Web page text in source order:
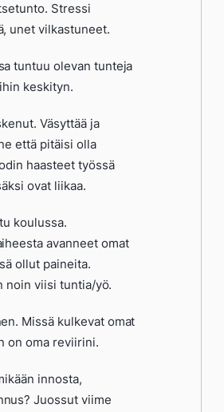
Stressi
unet vilkastuneet.
tuntuu olevan tunteja
keskityn.
Väsyttää ja
että pitäisi olla
haasteet työssä
ovat liikaa.
koulussa.
avanneet omat
ollut paineita.
noin viisi tuntia/yö.
Missä kulkevat omat
on oma reviirini.
innosta,
Juossut viime